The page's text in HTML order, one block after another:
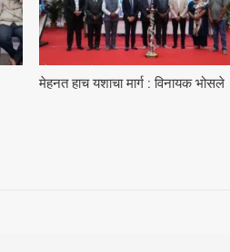
मेहनत हाच यशाचा मार्ग : विनायक भोसले